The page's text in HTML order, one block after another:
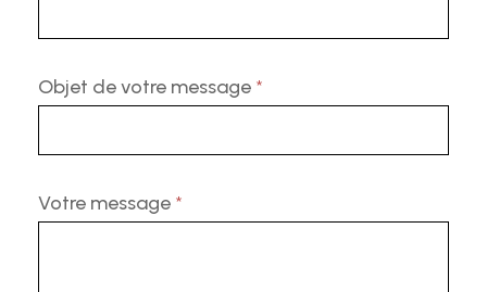
Objet de votre message *
Votre message *